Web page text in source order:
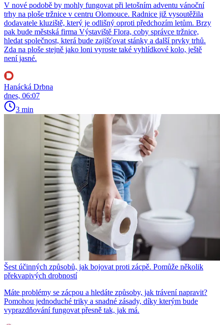
V nové podobě by mohly fungovat při letošním adventu vánoční
trhy na ploše tržnice v centru Olomouce. Radnice již vysoutěžila
dodavatele kluziště, který je odlišný oproti předchozím letům. Brzy
pak bude městská firma Výstaviště Flora, coby správce tržnice,
hledat společnost, která bude zajišťovat stánky a další prvky trhů.
Zda na ploše stejně jako loni vyroste také vyhlídkové kolo, ještě
není jasné.
Hanácká Drbna
dnes, 06:07
3 min
Šest účinných způsobů, jak bojovat proti zácpě. Pomůže několik
překvapivých drobností
Máte problémy se zácpou a hledáte způsoby, jak trávení napravit?
Pomohou jednoduché triky a snadné zásady, díky kterým bude
vyprazdňování fungovat přesně tak, jak má.